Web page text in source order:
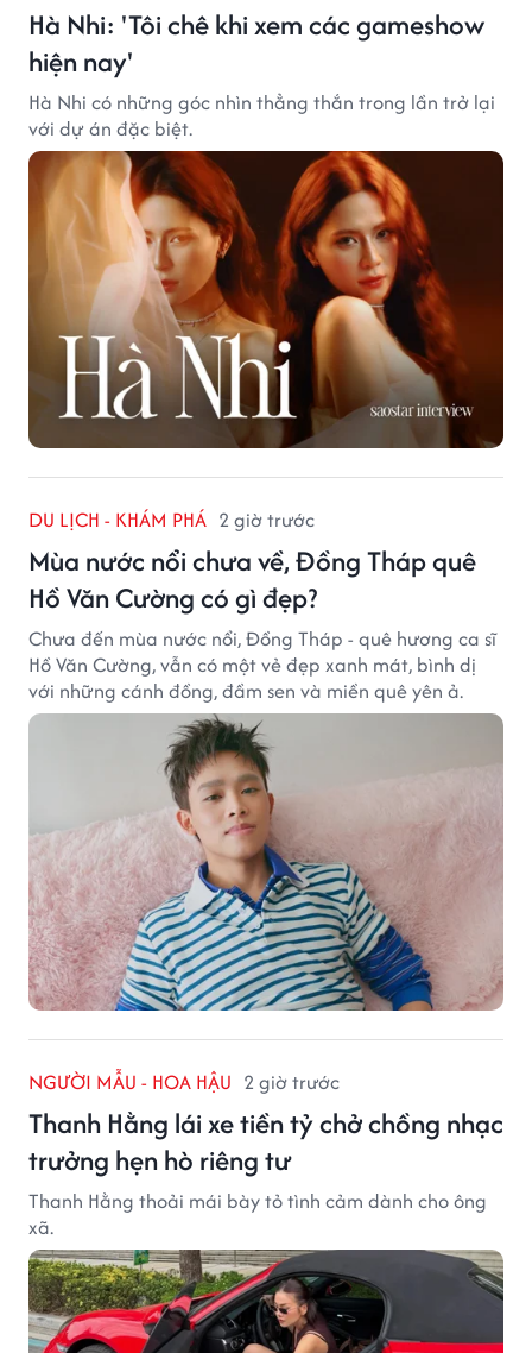
Hà Nhi: 'Tôi chê khi xem các gameshow
hiện nay'
Hà Nhi có những góc nhìn thẳng thắn trong lần trở lại
với dự án đặc biệt.
DU LỊCH - KHÁM PHÁ 2 giờ trước
Mùa nước nổi chưa về, Đồng Tháp quê
Hồ Văn Cường có gì đẹp?
Chưa đến mùa nước nổi, Đồng Tháp - quê hương ca sĩ
Hồ Văn Cường, vẫn có một vẻ đẹp xanh mát, bình dị
với những cánh đồng, đầm sen và miền quê yên ả.
NGƯỜI MẪU - HOA HẬU 2 giờ trước
Thanh Hằng lái xe tiền tỷ chở chồng nhạc
trưởng hẹn hò riêng tư
Thanh Hằng thoải mái bày tỏ tình cảm dành cho ông
xã.